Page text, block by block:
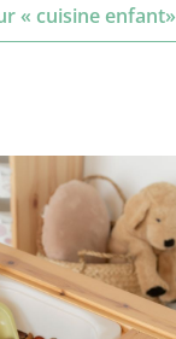
« cuisine enfant»